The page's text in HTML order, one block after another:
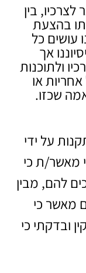
בין
בהצעת
עושים כל
אך
ולתוכנות
או
שכזו.
על ידי
מאשר/ת כי
להם, מבין
מאשר כי
ובדקתי כי